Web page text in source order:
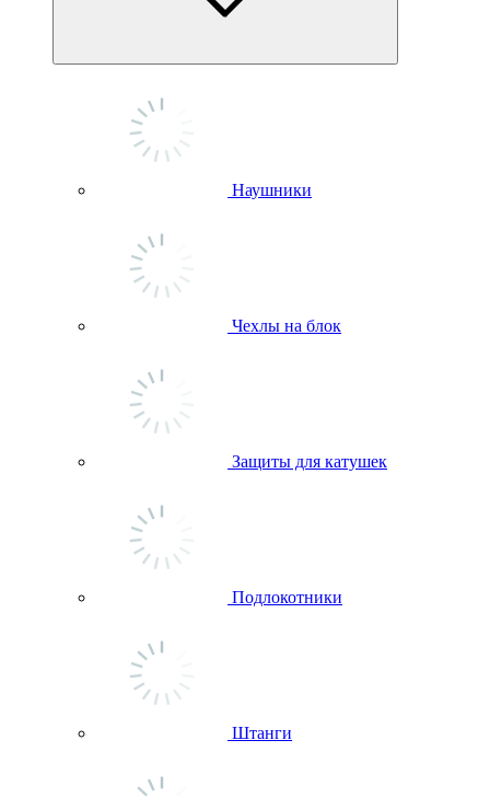
Наушники
Чехлы на блок
Защиты для катушек
Подлокотники
Штанги